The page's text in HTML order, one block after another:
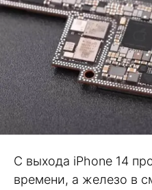
С выхода iPhone 14
времени, а железо в